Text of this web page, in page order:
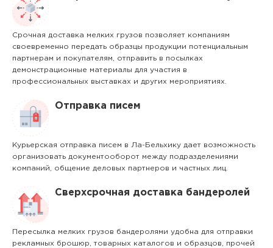
Срочная доставка мелких грузов позволяет компаниям
своевременно передать образцы продукции потенциальным
партнерам и покупателям, отправить в посылках
демонстрационные материалы для участия в
профессиональных выставках и других мероприятиях.
Отправка писем
Курьерская отправка писем в Ла-Бельхику дает возможность
организовать документооборот между подразделениями
компаний, общение деловых партнеров и частных лиц.
Сверхсрочная доставка бандеролей
Пересылка мелких грузов бандеролями удобна для отправки
рекламных брошюр, товарных каталогов и образцов, прочей